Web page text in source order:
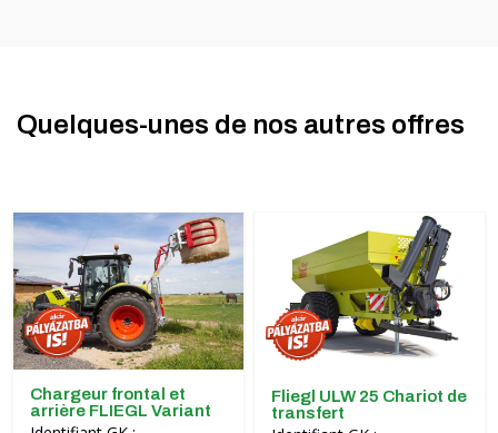
Quelques-unes de nos autres offres
Chargeur frontal et
arrière FLIEGL Variant
Fliegl ULW 25 Chariot de
transfert